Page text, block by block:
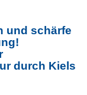
und schärfe
durch Kiels